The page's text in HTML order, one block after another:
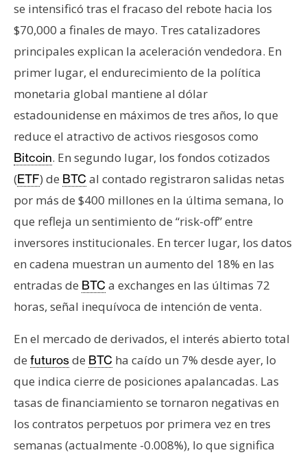
se intensificó tras el fracaso del rebote hacia los
$70,000 a finales de mayo. Tres catalizadores
principales explican la aceleración vendedora. En
primer lugar, el endurecimiento de la política
monetaria global mantiene al dólar
estadounidense en máximos de tres años, lo que
reduce el atractivo de activos riesgosos como
Bitcoin. En segundo lugar, los fondos cotizados
(ETF) de BTC al contado registraron salidas netas
por más de $400 millones en la última semana, lo
que refleja un sentimiento de “risk-off” entre
inversores institucionales. En tercer lugar, los datos
en cadena muestran un aumento del 18% en las
entradas de BTC a exchanges en las últimas 72
horas, señal inequívoca de intención de venta.
En el mercado de derivados, el interés abierto total
de futurosde BTC ha caído un 7% desde ayer, lo
que indica cierre de posiciones apalancadas. Las
tasas de financiamiento se tornaron negativas en
los contratos perpetuos por primera vez en tres
semanas (actualmente -0.008%), lo que significa